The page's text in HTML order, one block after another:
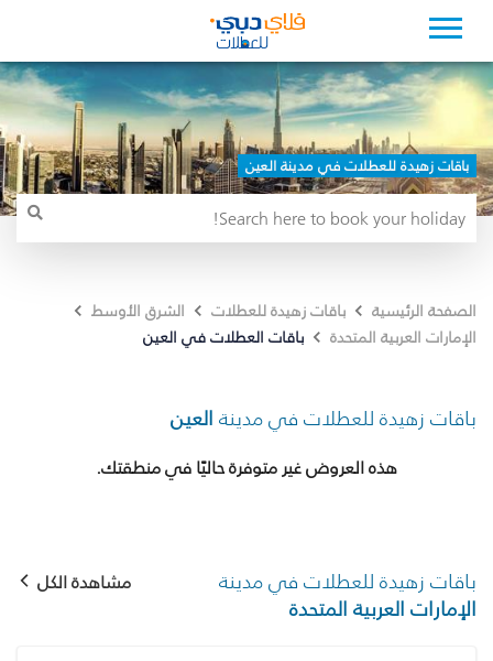
باقات زهيدة للعطلات في مدينة العين
الصفحة الرئيسية باقات زهيدة للعطلات
الشرق الأوسط
الإمارات العربية المتحدة
باقات العطلات في العين
باقات زهيدة للعطلات في مدينة العين
هذه العروض غير متوفرة حاليًا في منطقتك.
باقات زهيدة للعطلات في مدينة
الإمارات العربية المتحدة
مشاهدة الكل